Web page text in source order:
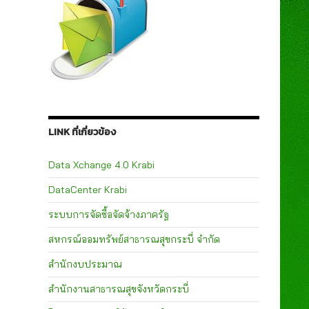
LINK ที่เกี่ยวข้อง
Data Xchange 4.0 Krabi
DataCenter Krabi
ระบบการจัดซื้อจัดจ้างภาครัฐ
สหกรณ์ออมทรัพย์สาธารณสุขกระบี่ จำกัด
สำนักงบประมาณ
สำนักงานสาธารณสุขจังหวัดกระบี่